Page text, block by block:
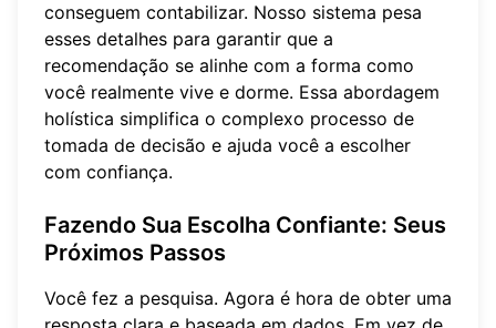
conseguem contabilizar. Nosso sistema pesa
esses detalhes para garantir que a
recomendação se alinhe com a forma como
você realmente vive e dorme. Essa abordagem
holística simplifica o complexo processo de
tomada de decisão e ajuda você a escolher
com confiança.
Fazendo Sua Escolha Confiante: Seus
Próximos Passos
Você fez a pesquisa. Agora é hora de obter uma